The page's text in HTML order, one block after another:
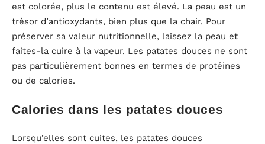
est colorée, plus le contenu est élevé. La peau est un
trésor d’antioxydants, bien plus que la chair. Pour
préserver sa valeur nutritionnelle, laissez la peau et
faites-la cuire à la vapeur. Les patates douces ne sont
pas particulièrement bonnes en termes de protéines
ou de calories.
Calories dans les patates douces
Lorsqu’elles sont cuites, les patates douces